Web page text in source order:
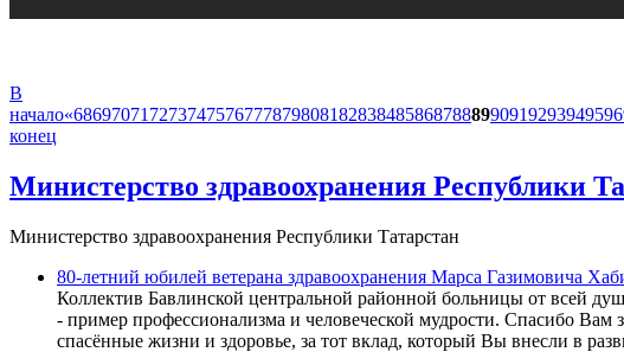
В
начало«68697071 72737475767778798081828384858687888990919293949596
конец
Министерство здравоохранения Республики
Министерство здравоохранения Республики Татарстан
80-летний юбилей ветерана здравоохранения Марса Газимовича
Коллектив Бавлинской центральной районной больницы от всей
- пример профессионализма и человеческой мудрости. Спасибо Вам
спасённые жизни и здоровье, за тот вклад, который Вы внесли в